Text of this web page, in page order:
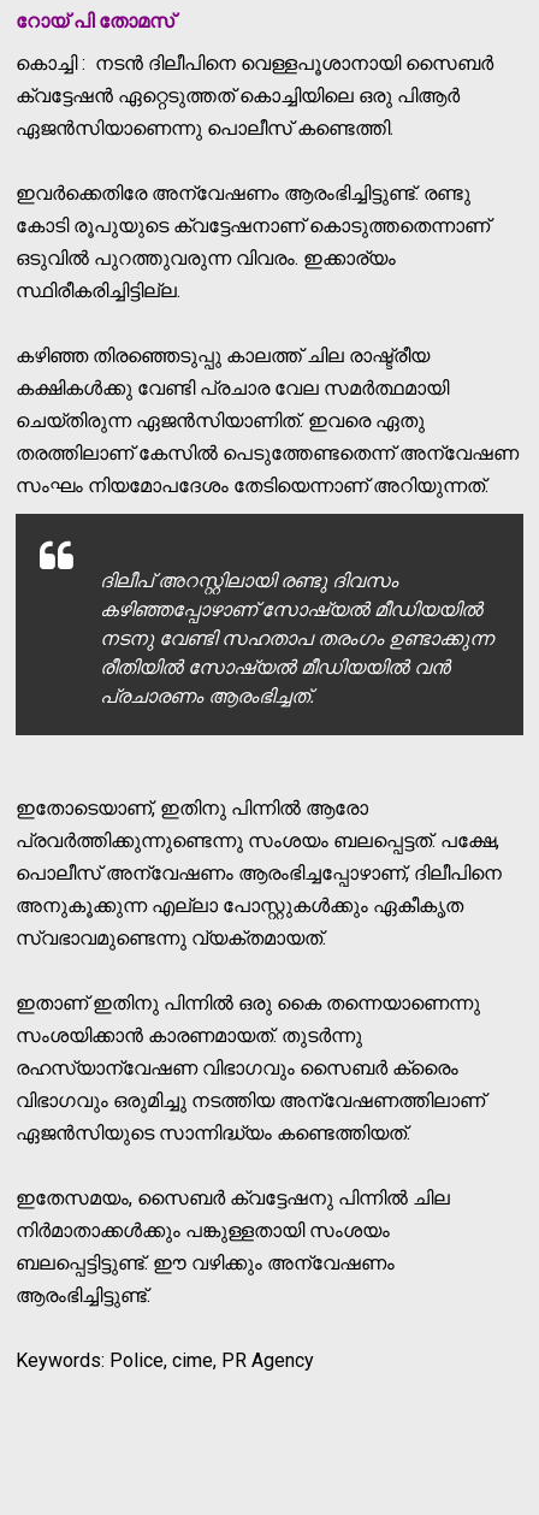
റോയ് പി തോമസ്
കൊച്ചി : നടന്‍ ദിലീപിനെ വെള്ളപൂശാനായി സൈബര്‍
ക്വട്ടേഷന്‍ ഏറ്റെടുത്തത് കൊച്ചിയിലെ ഒരു പിആര്‍
ഏജന്‍സിയാണെന്നു പൊലീസ് കണ്ടെത്തി.
ഇവര്‍ക്കെതിരേ അന്വേഷണം ആരംഭിച്ചിട്ടുണ്ട്. രണ്ടു
കോടി രൂപുയുടെ ക്വട്ടേഷനാണ് കൊടുത്തതെന്നാണ്
ഒടുവില്‍ പുറത്തുവരുന്ന വിവരം. ഇക്കാര്യം
സ്ഥിരീകരിച്ചിട്ടില്ല.
കഴിഞ്ഞ തിരഞ്ഞെടുപ്പു കാലത്ത് ചില രാഷ്ട്രീയ
കക്ഷികള്‍ക്കു വേണ്ടി പ്രചാര വേല സമര്‍ത്ഥമായി
ചെയ്തിരുന്ന ഏജന്‍സിയാണിത്. ഇവരെ ഏതു
തരത്തിലാണ് കേസില്‍ പെടുത്തേണ്ടതെന്ന് അന്വേഷണ
സംഘം നിയമോപദേശം തേടിയെന്നാണ് അറിയുന്നത്.
ദിലീപ് അറസ്റ്റിലായി രണ്ടു ദിവസം
കഴിഞ്ഞപ്പോഴാണ് സോഷ്യല്‍ മീഡിയയില്‍
നടനു വേണ്ടി സഹതാപ തരംഗം ഉണ്ടാക്കുന്ന
രീതിയില്‍ സോഷ്യല്‍ മീഡിയയില്‍ വന്‍
പ്രചാരണം ആരംഭിച്ചത്.
ഇതോടെയാണ്, ഇതിനു പിന്നില്‍ ആരോ
പ്രവര്‍ത്തിക്കുന്നുണ്ടെന്നു സംശയം ബലപ്പെട്ടത്. പക്ഷേ,
പൊലീസ് അന്വേഷണം ആരംഭിച്ചപ്പോഴാണ്, ദിലീപിനെ
അനുകൂക്കുന്ന എല്ലാ പോസ്റ്റുകള്‍ക്കും ഏകീകൃത
സ്വഭാവമുണ്ടെന്നു വ്യക്തമായത്.
ഇതാണ് ഇതിനു പിന്നില്‍ ഒരു കൈ തന്നെയാണെന്നു
സംശയിക്കാന്‍ കാരണമായത്. തുടര്‍ന്നു
രഹസ്യാന്വേഷണ വിഭാഗവും സൈബര്‍ ക്രൈം
വിഭാഗവും ഒരുമിച്ചു നടത്തിയ അന്വേഷണത്തിലാണ്
ഏജന്‍സിയുടെ സാന്നിദ്ധ്യം കണ്ടെത്തിയത്.
ഇതേസമയം, സൈബര്‍ ക്വട്ടേഷനു പിന്നില്‍ ചില
നിര്‍മാതാക്കള്‍ക്കും പങ്കുള്ളതായി സംശയം
ബലപ്പെട്ടിട്ടുണ്ട്. ഈ വഴിക്കും അന്വേഷണം
ആരംഭിച്ചിട്ടുണ്ട്.
Keywords: Police, cime, PR Agency